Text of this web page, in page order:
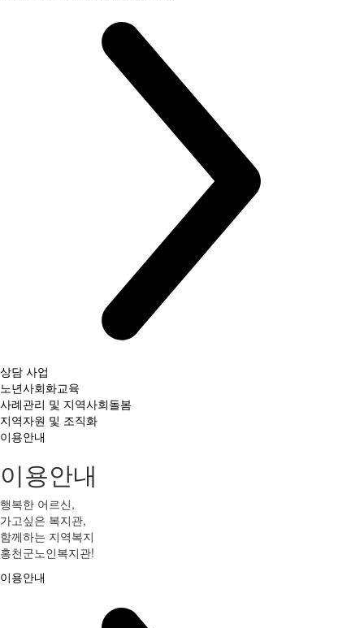
상담 사업
노년사회화교육
사례관리 및 지역사회돌봄
지역자원 및 조직화
이용안내
이용안내
행복한 어르신,
가고싶은 복지관,
함께하는 지역복지
홍천군노인복지관!
이용안내